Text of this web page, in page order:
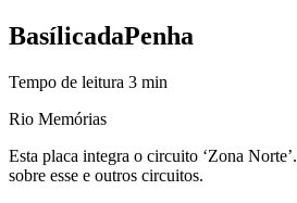
BasílicadaPenha
Tempo de leitura 3 min
Rio Memórias
Esta placa integra o circuito ‘Zona Norte’.
sobre esse e outros circuitos.